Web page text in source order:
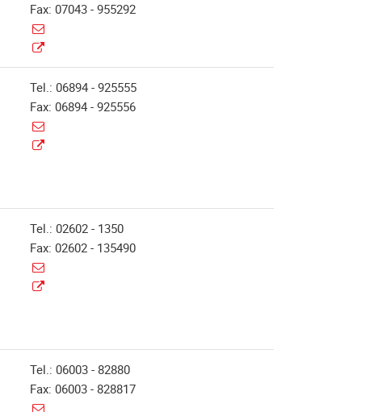
Fax: 07043 - 955292
Tel.: 06894 - 925555
Fax: 06894 - 925556
Tel.: 02602 - 1350
Fax: 02602 - 135490
Tel.: 06003 - 82880
Fax: 06003 - 828817